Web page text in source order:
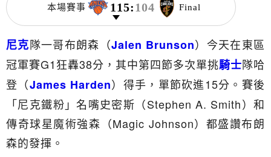
本場賽事 115:104 Final
尼克隊一哥布朗森（Jalen Brunson）今天在東區
冠軍賽G1狂轟38分，其中第四節多次單挑騎士隊哈
登（James Harden）得手，單節砍進15分。賽後
「尼克鐵粉」名嘴史密斯（Stephen A. Smith）和
傳奇球星魔術強森（Magic Johnson）都盛讚布朗
森的發揮。